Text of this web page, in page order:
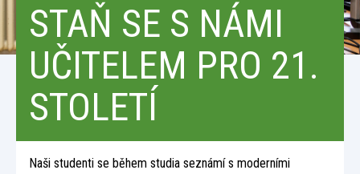
STAŇ SE S NÁMI
UČITELEM PRO 21.
STOLETÍ
Naši studenti se během studia seznámí s moderními